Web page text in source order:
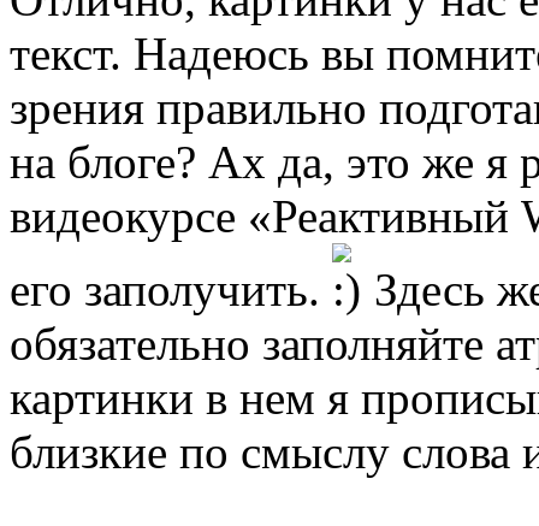
текст. Надеюсь вы
зрения правильно
на блоге? Ах да, это же я
видеокурсе «Реактивный
его заполучить.
Здесь
обязательно заполняйте
картинки в нем я
близкие по смыслу слова